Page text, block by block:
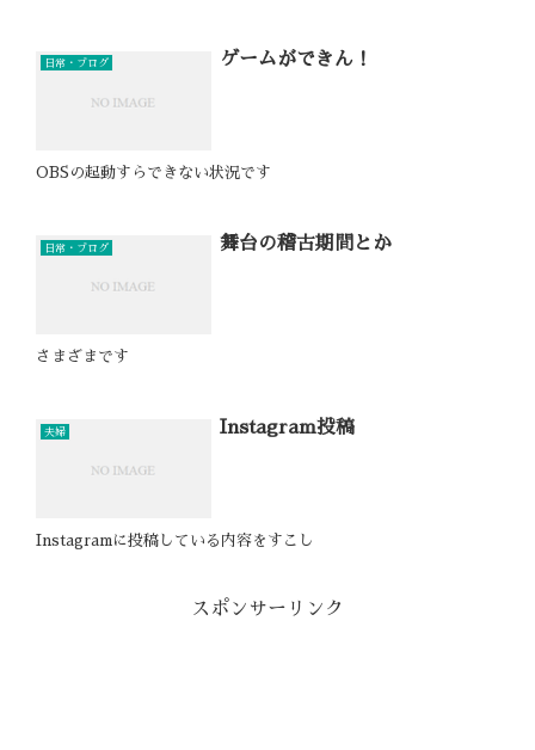
日常・ブログ ゲームができん！
OBSの起動すらできない状況です
日常・ブログ 舞台の稽古期間とか
さまざまです
夫婦 Instagram投稿
Instagramに投稿している内容をすこし
スポンサーリンク